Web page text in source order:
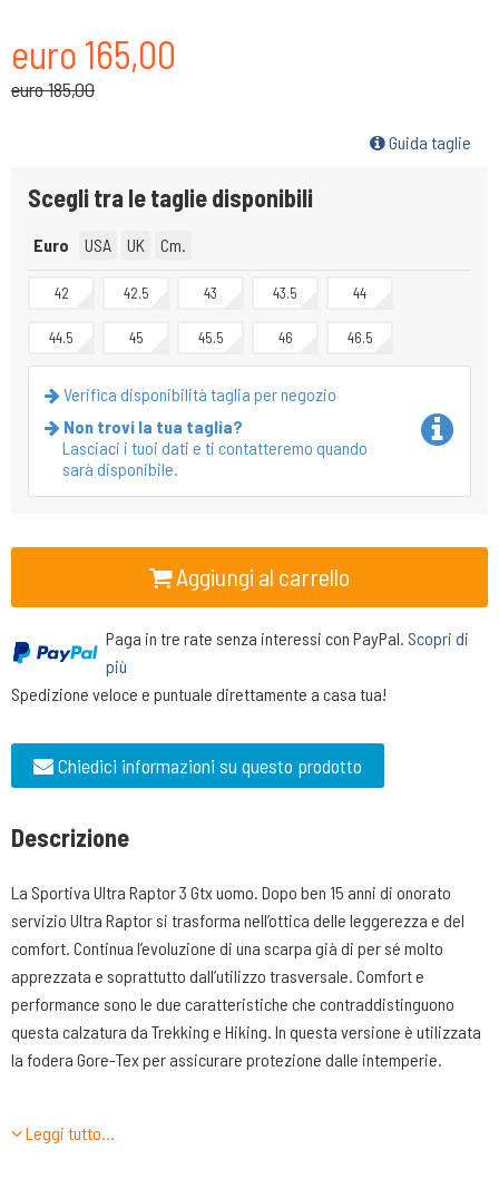
euro 165,00
euro 185,00
Guida taglie
Scegli tra le taglie disponibili
Euro USA UK Cm.
42 42.5 43 43.5 44
44.5 45 45.5 46 46.5
Verifica disponibilità taglia per negozio
Non trovi la tua taglia?
Lasciaci i tuoi dati e ti contatteremo quando
sarà disponibile.
Aggiungi al carrello
Paga in tre rate senza interessi con PayPal. Scopri di
più
Spedizione veloce e puntuale direttamente a casa tua!
Chiedici informazioni su questo prodotto
Descrizione
La Sportiva Ultra Raptor 3 Gtx uomo. Dopo ben 15 anni di onorato
servizio Ultra Raptor si trasforma nell’ottica delle leggerezza e del
comfort. Continua l’evoluzione di una scarpa già di per sé molto
apprezzata e soprattutto dall’utilizzo trasversale. Comfort e
performance sono le due caratteristiche che contraddistinguono
questa calzatura da Trekking e Hiking. In questa versione è utilizzata
la fodera Gore-Tex per assicurare protezione dalle intemperie.
-TOMAIA: realizzata in nylon riciclato ripstop traspirante e morbida al
Leggi tutto…